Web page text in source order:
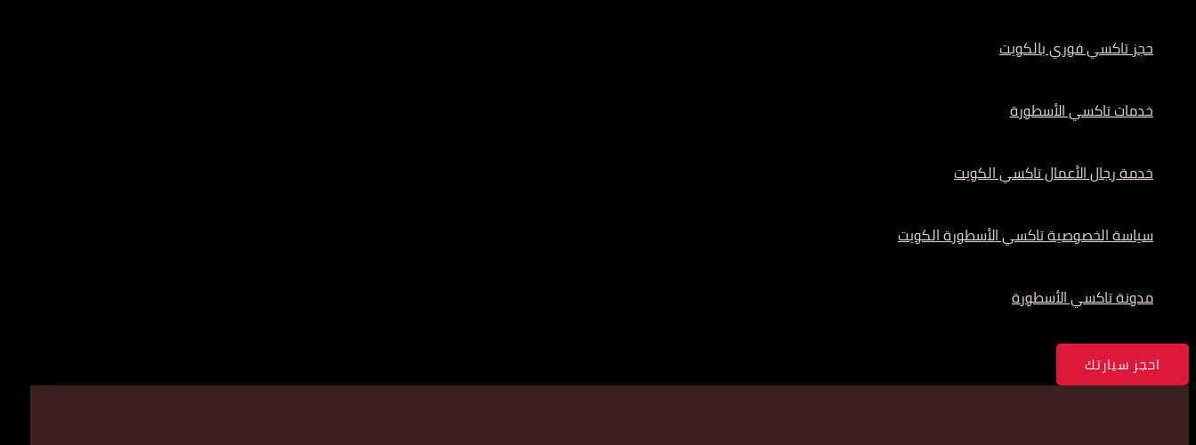
حجز تاكسي فوري بالكويت
خدمات تاكسي الأسطورة
خدمة رجال الأعمال تاكسي الكويت
سياسة الخصوصية تاكسي الأسطورة الكويت
مدونة تاكسي الأسطورة
احجز سيارتك